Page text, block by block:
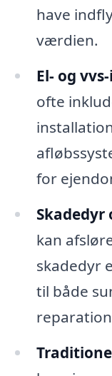
have
værdien.
El- og
ofte
for
Skadedyr
kan
skadedyr
til både